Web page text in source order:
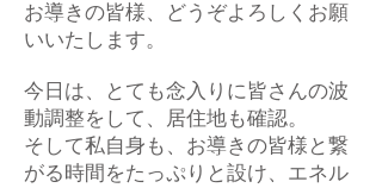
お導きの皆様、どうぞよろしくお願
いいたします。
今日は、とても念入りに皆さんの波
動調整をして、居住地も確認。
そして私自身も、お導きの皆様と繋
がる時間をたっぷりと設け、エネル